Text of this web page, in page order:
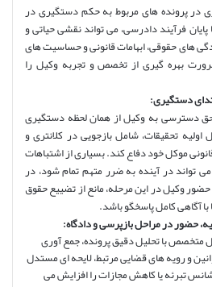
پرونده های مربوط به حکم دستگیری در
فرآیند دادرسی، می تواند نقشی حیاتی و
های حقوقی، ابهامات قانونی و حساسیت های
بهره گیری از تخصص و تجربه وکیل را
دستگیری:
دسترسی به وکیل از همان لحظه دستگیری
تحقیقات، شامل بازجویی در کلانتری و
موکل خود دفاع کند. بسیاری از اشتباهات
تواند در آینده به ضرر متهم تمام شود، در
وکیل در این مرحله، مانع از تضییع حقوق
آگاهی کامل پاسخگو باشد.
حضور در مراحل بازپرسی و دادگاه:
متخصص با تحلیل دقیق پرونده، جمع آوری
و رویه های قضایی مرتبط، لایحه ای مستدل
تبرئه یا کاهش مجازات را افزایش می